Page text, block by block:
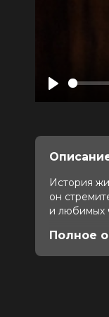
Play
История
он
и любимых
Оценка
Год
Полное